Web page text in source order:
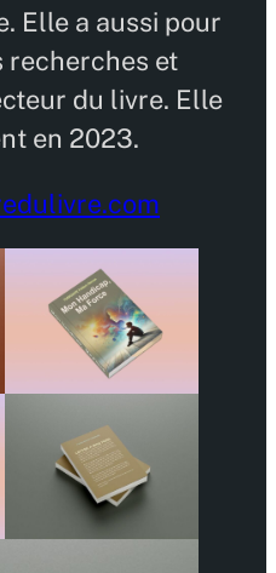
Elle a aussi pour
recherches et
du livre. Elle
en 2023.